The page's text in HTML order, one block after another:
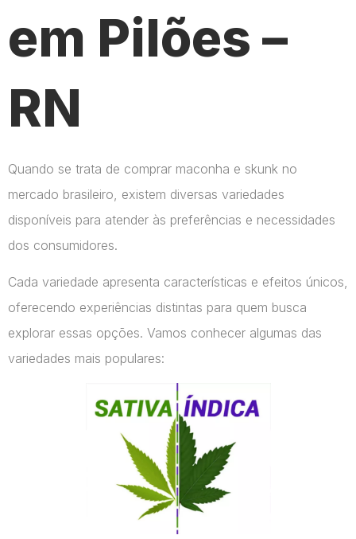
em Pilões –
RN
Quando se trata de comprar maconha e skunk no
mercado brasileiro, existem diversas variedades
disponíveis para atender às preferências e necessidades
dos consumidores.
Cada variedade apresenta características e efeitos únicos,
oferecendo experiências distintas para quem busca
explorar essas opções. Vamos conhecer algumas das
variedades mais populares: